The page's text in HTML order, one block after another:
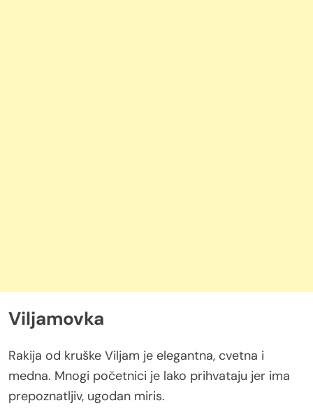
Viljamovka
Rakija od kruške Viljam je elegantna, cvetna i
medna. Mnogi početnici je lako prihvataju jer ima
prepoznatljiv, ugodan miris.